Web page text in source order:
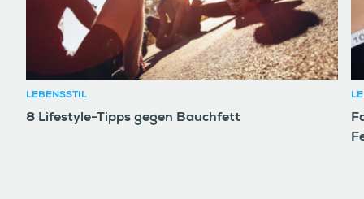
LEBENSSTIL
8 Lifestyle-Tipps gegen Bauchfett